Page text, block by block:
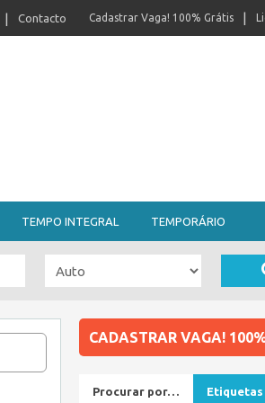
Contacto Cadastrar Vaga! 100% Grátis
TEMPO INTEGRAL TEMPORÁRIO
CADASTRAR VAGA!
Procurar por… Etiquetas